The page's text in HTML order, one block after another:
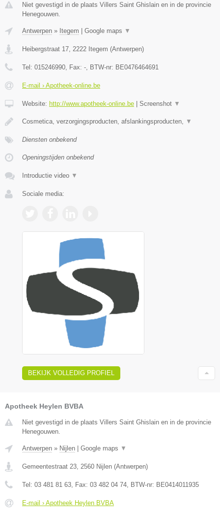
Niet gevestigd in de plaats Villers Saint Ghislain en in de provincie
Henegouwen.
Antwerpen » Itegem | Google maps ▼
Heibergstraat 17 2222 Itegem (Antwerpen)
Tel: 015246990 , Fax: - , BTW-nr: BE0476464691
E-mail › Apotheek-online.be
Website: http://www.apotheek-online.be | Screenshot ▼
Cosmetica, verzorgingsproducten, afslankingsproducten, ▼
Diensten onbekend
Openingstijden onbekend
Introductie video ▼
Sociale media:
BEKIJK VOLLEDIG PROFIEL
Apotheek Heylen BVBA
Niet gevestigd in de plaats Villers Saint Ghislain en in de provincie
Henegouwen.
Antwerpen » Nijlen | Google maps ▼
Gemeentestraat 23 2560 Nijlen (Antwerpen)
Tel: 03 481 81 63 , Fax: 03 482 04 74 , BTW-nr: BE0414011935
E-mail › Apotheek Heylen BVBA